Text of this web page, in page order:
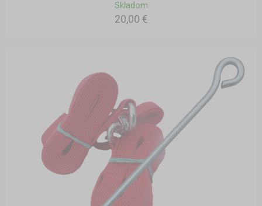
Skladom
20,00 €